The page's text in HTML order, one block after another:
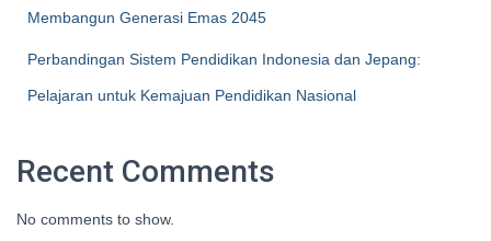
Membangun Generasi Emas 2045
Perbandingan Sistem Pendidikan Indonesia dan Jepang:
Pelajaran untuk Kemajuan Pendidikan Nasional
Recent Comments
No comments to show.